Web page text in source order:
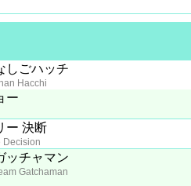
しごハッチ
Hacchi
ー
ー 決断
Decision
ッチャマン
Gatchaman